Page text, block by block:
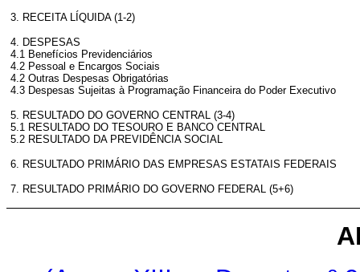
3. RECEITA LÍQUIDA (1-2)
4. DESPESAS
4.1 Benefícios Previdenciários
4.2 Pessoal e Encargos Sociais
4.2 Outras Despesas Obrigatórias
4.3 Despesas Sujeitas à Programação Financeira do Poder Executivo
5. RESULTADO DO GOVERNO CENTRAL (3-4)
5.1 RESULTADO DO TESOURO E BANCO CENTRAL
5.2 RESULTADO DA PREVIDÊNCIA SOCIAL
6. RESULTADO PRIMÁRIO DAS EMPRESAS ESTATAIS FEDERAIS
7. RESULTADO PRIMÁRIO DO GOVERNO FEDERAL (5+6)